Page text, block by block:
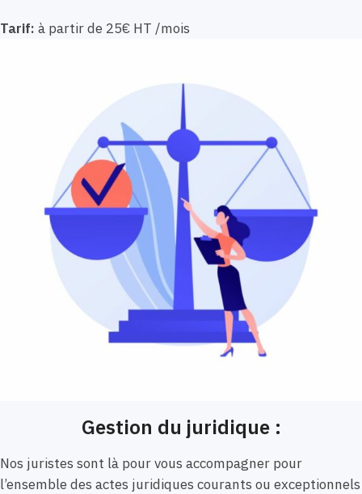
Tarif: à partir de 25€ HT /mois
Gestion du juridique :
Nos juristes sont là pour vous accompagner pour
l’ensemble des actes juridiques courants ou exceptionnels